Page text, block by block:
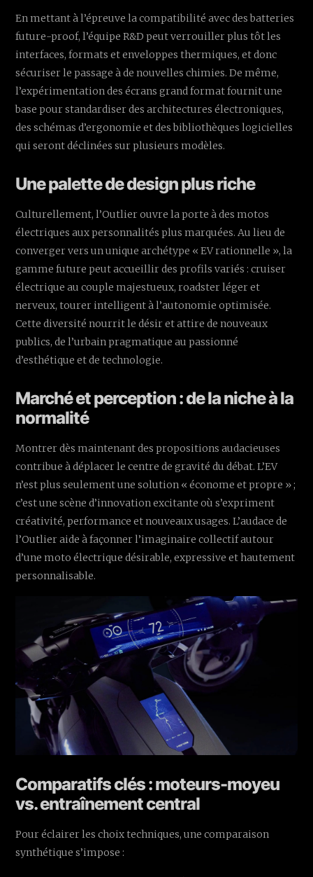
En mettant à l’épreuve la compatibilité avec des batteries
future-proof, l’équipe R&D peut verrouiller plus tôt les
interfaces, formats et enveloppes thermiques, et donc
sécuriser le passage à de nouvelles chimies. De même,
l’expérimentation des écrans grand format fournit une
base pour standardiser des architectures électroniques,
des schémas d’ergonomie et des bibliothèques logicielles
qui seront déclinées sur plusieurs modèles.
Une palette de design plus riche
Culturellement, l’Outlier ouvre la porte à des motos
électriques aux personnalités plus marquées. Au lieu de
converger vers un unique archétype « EV rationnelle », la
gamme future peut accueillir des profils variés : cruiser
électrique au couple majestueux, roadster léger et
nerveux, tourer intelligent à l’autonomie optimisée.
Cette diversité nourrit le désir et attire de nouveaux
publics, de l’urbain pragmatique au passionné
d’esthétique et de technologie.
Marché et perception : de la niche à la
normalité
Montrer dès maintenant des propositions audacieuses
contribue à déplacer le centre de gravité du débat. L’EV
n’est plus seulement une solution « économe et propre » ;
c’est une scène d’innovation excitante où s’expriment
créativité, performance et nouveaux usages. L’audace de
l’Outlier aide à façonner l’imaginaire collectif autour
d’une moto électrique désirable, expressive et hautement
personnalisable.
Comparatifs clés : moteurs-moyeu
vs. entraînement central
Pour éclairer les choix techniques, une comparaison
synthétique s’impose :